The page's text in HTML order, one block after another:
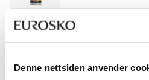
Denne nettsiden anvender
SOLITAIRE